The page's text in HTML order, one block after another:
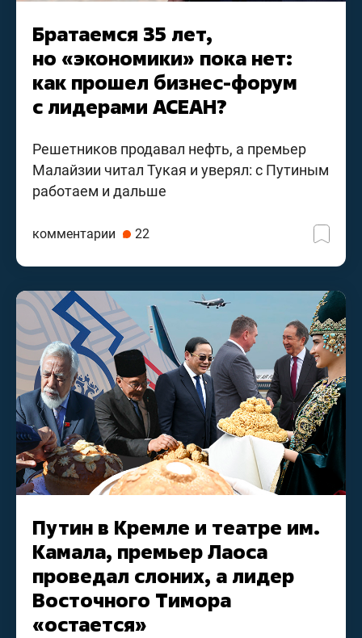
Братаемся 35 лет,
но «экономики» пока нет:
как прошел бизнес-форум
с лидерами АСЕАН?
Решетников продавал нефть, а премьер
Малайзии читал Тукая и уверял: с Путиным
работаем и дальше
комментарии 22
Путин в Кремле и театре им.
Камала, премьер Лаоса
проведал слоних, а лидер
Восточного Тимора
«остается»